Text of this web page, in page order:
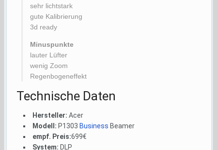
sehr lichtstark
gute Kalibrierung
3d ready
Minuspunkte
lauter Lüfter
wenig Zoom
Regenbogeneffekt
Technische Daten
Hersteller: Acer
Modell: P1303 Business Beamer
empf. Preis:699€
System: DLP